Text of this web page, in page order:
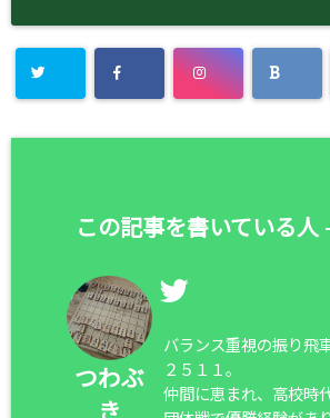
この記事を書いている人
つわぶ
き
バランス重視の振り飛
２５１１。
仲間に恵まれ、高校時